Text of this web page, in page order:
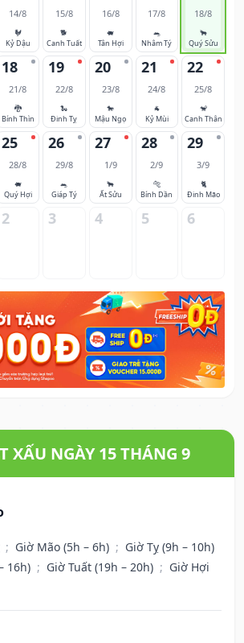
14/8
🐓
Kỷ Dậu
15/8
🐕
Canh Tuất
16/8
🐖
Tân Hợi
17/8
🐀
Nhâm Tý
18/8
🐂
Quý Sửu
18
21/8
🐉
Bính Thìn
19
22/8
🐍
Đinh Tỵ
20
23/8
🐎
Mậu Ngọ
21
24/8
🐐
Kỷ Mùi
22
25/8
🐒
Canh Thân
25
28/8
🐖
Quý Hợi
26
29/8
🐀
Giáp Tý
27
1/9
🐂
Ất Sửu
28
2/9
🐅
Bính Dần
29
3/9
🐈
Đinh Mão
2 3 4 5 6
XẤU NGÀY 15 THÁNG 9
; Giờ Mão (5h – 6h) ; Giờ Tỵ (9h – 10h)
16h) ; Giờ Tuất (19h – 20h) ; Giờ Hợi